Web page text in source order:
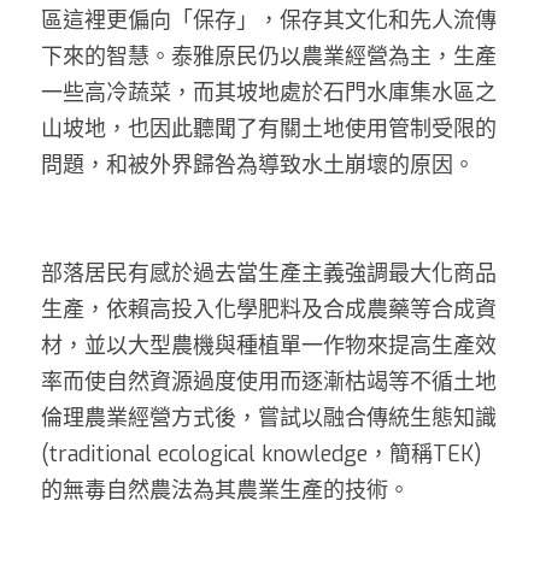
區這裡更偏向「保存」，保存其文化和先人流傳
下來的智慧。泰雅原民仍以農業經營為主，生產
一些高冷蔬菜，而其坡地處於石門水庫集水區之
山坡地，也因此聽聞了有關土地使用管制受限的
問題，和被外界歸咎為導致水土崩壞的原因。
部落居民有感於過去當生產主義強調最大化商品
生產，依賴高投入化學肥料及合成農藥等合成資
材，並以大型農機與種植單一作物來提高生產效
率而使自然資源過度使用而逐漸枯竭等不循土地
倫理農業經營方式後，嘗試以融合傳統生態知識
(traditional ecological knowledge，簡稱TEK)
的無毒自然農法為其農業生產的技術。